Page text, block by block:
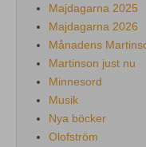
Majdagarna 2025
Majdagarna 2026
Månadens
Martinson just nu
Minnesord
Musik
Nya böcker
Olofström